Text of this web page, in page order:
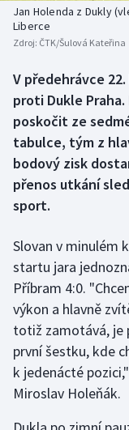
Biatlon
Boby a skeleton
Box
Curling
Dostihy
Florbal
Futsal
Golf
Gymnastika
Házená
Jezdectví
Aplikace ČT sport
AZ kvíz
Jan Holenda z Dukly
Liberce
Zdroj: ČTK/Šulová Kateřina
V předehrávce
proti Dukle
poskočit ze
tabulce, tým z
bodový zisk
přenos utkání
sport.
Slovan v minulém
startu jara
Příbram 4:0.
výkon a hlavně
totiž zamotává, je
první šestku, kde
k jedenácté
Miroslav Holeňák.